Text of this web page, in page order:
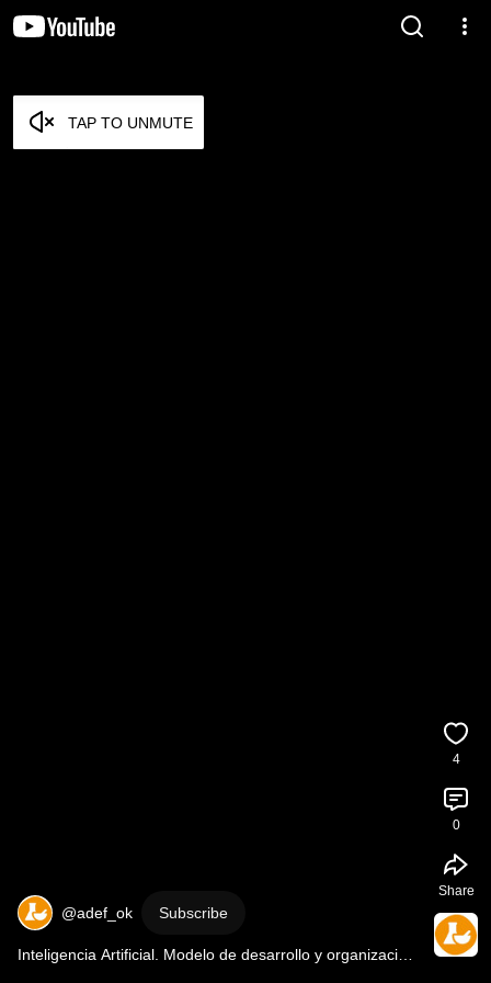
TAP TO UNMUTE
@adef_ok Subscribe
Inteligencia Artificial. Modelo de desarrollo y organización
4
0
Share